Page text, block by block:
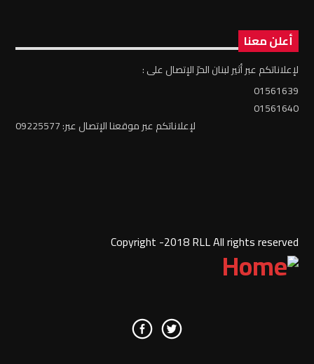
أعلن معنا
لإعلاناتكم عبر أثير لبنان الحرّ الإتصال على :
01561639
01561640
لإعلاناتكم عبر موقعنا الإتصال عبر: 09225577
Copyright -2018 RLL All rights reserved